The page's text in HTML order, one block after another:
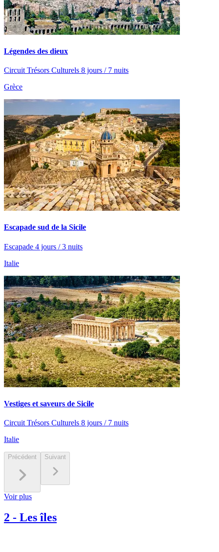
Légendes des dieux
Circuit Trésors Culturels 8 jours / 7 nuits
Grèce
Escapade sud de la Sicile
Escapade 4 jours / 3 nuits
Italie
Vestiges et saveurs de Sicile
Circuit Trésors Culturels 8 jours / 7 nuits
Italie
Précédent Suivant
Voir plus
2 - Les îles